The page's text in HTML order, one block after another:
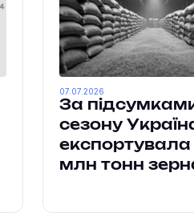
За
сезону
експортувала
млн тонн
07.07.2026